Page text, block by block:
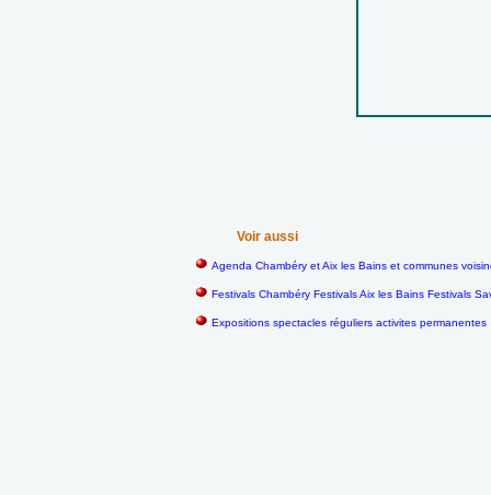
Voir aussi
Agenda Chambéry et Aix les Bains et communes
Festivals Chambéry Festivals Aix les Bains Festivals
Expositions spectacles réguliers activites permanentes